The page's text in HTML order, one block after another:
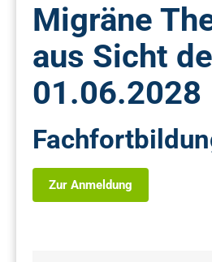
Migräne
aus Sicht
01.06.2028
Zur Anmeldung